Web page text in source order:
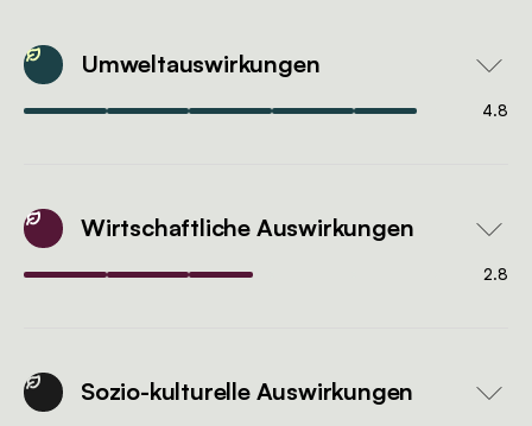
Umweltauswirkungen
4.8
Wirtschaftliche Auswirkungen
2.8
Sozio-kulturelle Auswirkungen